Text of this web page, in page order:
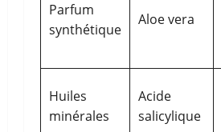
Parfum
synthétique
Aloe vera
Huiles
minérales
Acide
salicylique